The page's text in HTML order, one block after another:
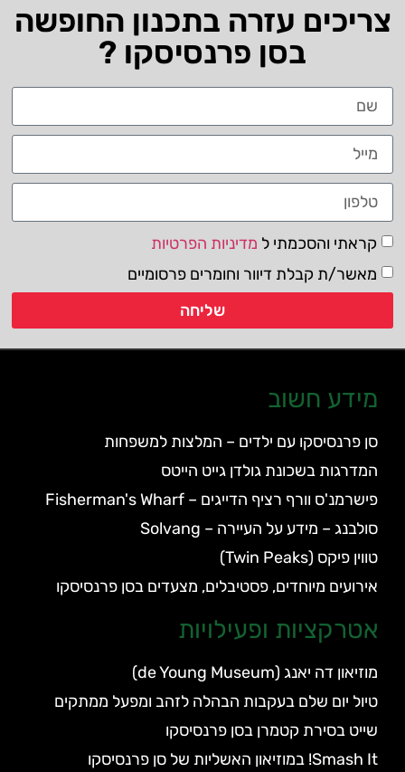
צריכים עזרה בתכנון החופשה
בסן פרנסיסקו ?
קראתי והסכמתי ל מדיניות הפרטיות
מאשר/ת קבלת דיוור וחומרים פרסומיים
שליחה
מידע חשוב
סן פרנסיסקו עם ילדים – המלצות למשפחות
המדרגות בשכונת גולדן גייט הייטס
פישרמנ'ס וורף רציף הדייגים – Fisherman's Wharf
סולבנג – מידע על העיירה – Solvang
טווין פיקס (Twin Peaks)
אירועים מיוחדים, פסטיבלים, מצעדים בסן פרנסיסקו
אטרקציות ופעילויות
מוזיאון דה יאנג (de Young Museum)
טיול יום שלם בעקבות הבהלה לזהב ומפעל ממתקים
שייט בסירת קטמרן בסן פרנסיסקו
Smash It! במוזיאון האשליות של סן פרנסיסקו